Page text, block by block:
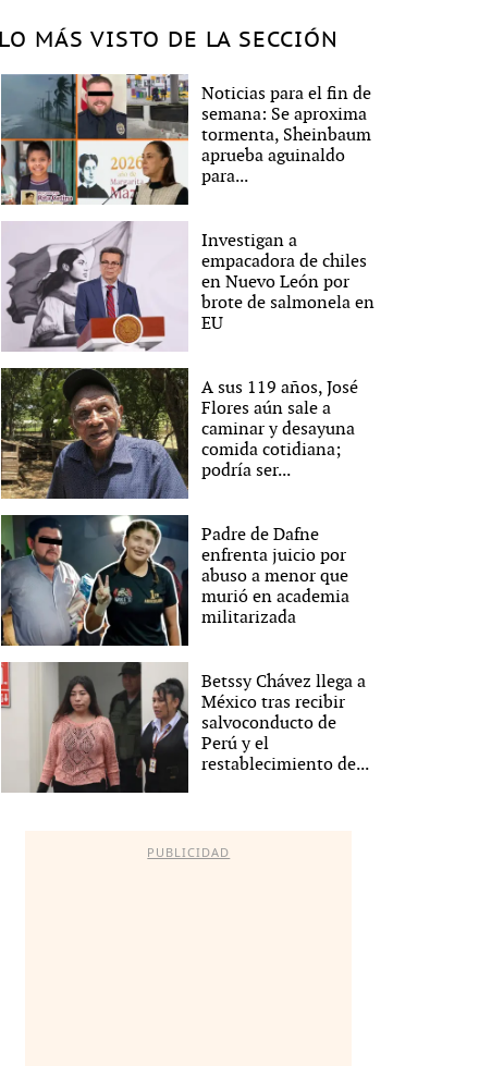
LO MÁS VISTO DE LA SECCIÓN
Noticias para el fin de
semana: Se aproxima
tormenta, Sheinbaum
aprueba aguinaldo
para...
Investigan a
empacadora de chiles
en Nuevo León por
brote de salmonela en
EU
A sus 119 años, José
Flores aún sale a
caminar y desayuna
comida cotidiana;
podría ser...
Padre de Dafne
enfrenta juicio por
abuso a menor que
murió en academia
militarizada
Betssy Chávez llega a
México tras recibir
salvoconducto de
Perú y el
restablecimiento de...
PUBLICIDAD